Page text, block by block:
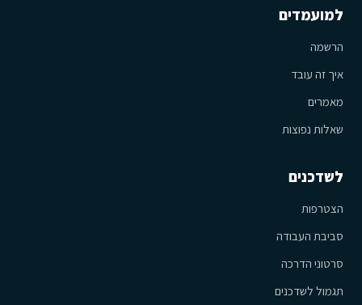
למועמדים
הרשמה
איך זה עובד
מאמרים
שאלות נפוצות
לשדכנים
הצטרפות
סביבת העבודה
סרטוני הדרכה
תגמול לשדכנים